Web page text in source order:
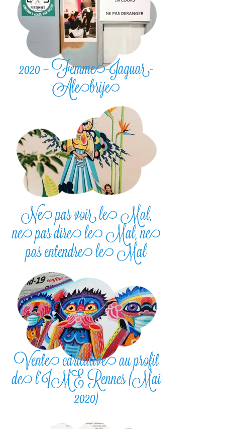
2020 – Femme-Jaguar-
Alebrije
Ne pas voir le Mal,
ne pas dire le Mal, ne
pas entendre le Mal
Vente caritative au profit
de l’IME Rennes (Mai
2020)